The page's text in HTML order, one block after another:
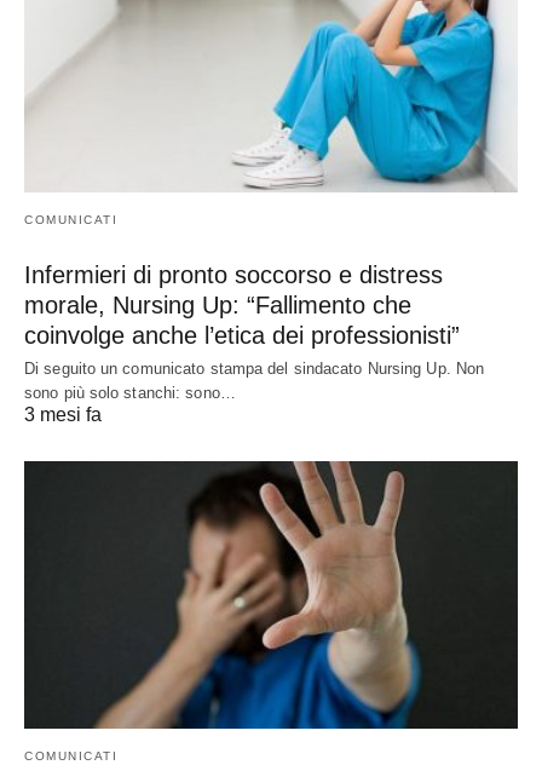
COMUNICATI
Infermieri di pronto soccorso e distress
morale, Nursing Up: “Fallimento che
coinvolge anche l’etica dei professionisti”
Di seguito un comunicato stampa del sindacato Nursing Up. Non
sono più solo stanchi: sono…
3 mesi fa
COMUNICATI